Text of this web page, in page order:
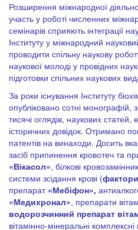
Розширення міжнародної
участь у роботі численних
семінарів сприяють інтеграції
Інституту у міжнародний
проводити спільну наукову
наукової молоді у провідних
підготовки спільних наукових
За роки існування Інституту
опубліковано сотні монографій,
тисячі оглядів, наукових
історичних довідок. Отримано
патентів на винаходи. Досить
засіб припинення кровотеч та
«Вікасол», білкові
системи зсідання крові (фактори
препарат «Мебіфон»,
«Медихронал», препарати
водорозчинний препарат
вітамінно-мінеральні